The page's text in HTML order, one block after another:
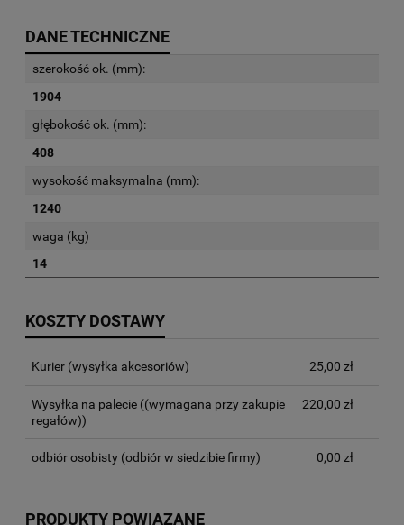
DANE TECHNICZNE
szerokość ok. (mm):
1904
głębokość ok. (mm):
408
wysokość maksymalna (mm):
1240
waga (kg)
14
KOSZTY DOSTAWY
Kurier (wysyłka akcesoriów) 25,00 zł
Wysyłka na palecie ((wymagana przy zakupie
regałów))
220,00 zł
odbiór osobisty (odbiór w siedzibie firmy) 0,00 zł
PRODUKTY POWIĄZANE